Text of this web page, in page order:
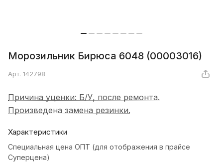
Морозильник Бирюса 6048 (00003016)
Арт. 142798
Причина уценки: Б/У, после ремонта.
Произведена замена резинки.
Характеристики
Специальная цена ОПТ (для отображения в прайсе
Суперцена)